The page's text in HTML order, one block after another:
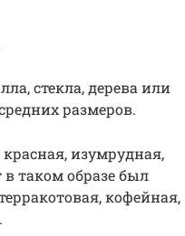
стекла, дерева или
размеров.
изумрудная,
таком образе был
кофейная,